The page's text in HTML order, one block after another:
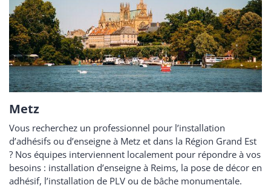
Metz
Vous recherchez un professionnel pour l’installation
d’adhésifs ou d’enseigne à Metz et dans la Région Grand Est
? Nos équipes interviennent localement pour répondre à vos
besoins : installation d’enseigne à Reims, la pose de décor en
adhésif, l’installation de PLV ou de bâche monumentale.